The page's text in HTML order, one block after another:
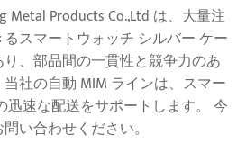
Metal Products Co.,Ltd は、大量注
スマートウォッチ シルバー ケー
、部品間の一貫性と競争力のあ
社の自動 MIM ラインは、スマー
迅速な配送をサポートします。 今
い合わせください。